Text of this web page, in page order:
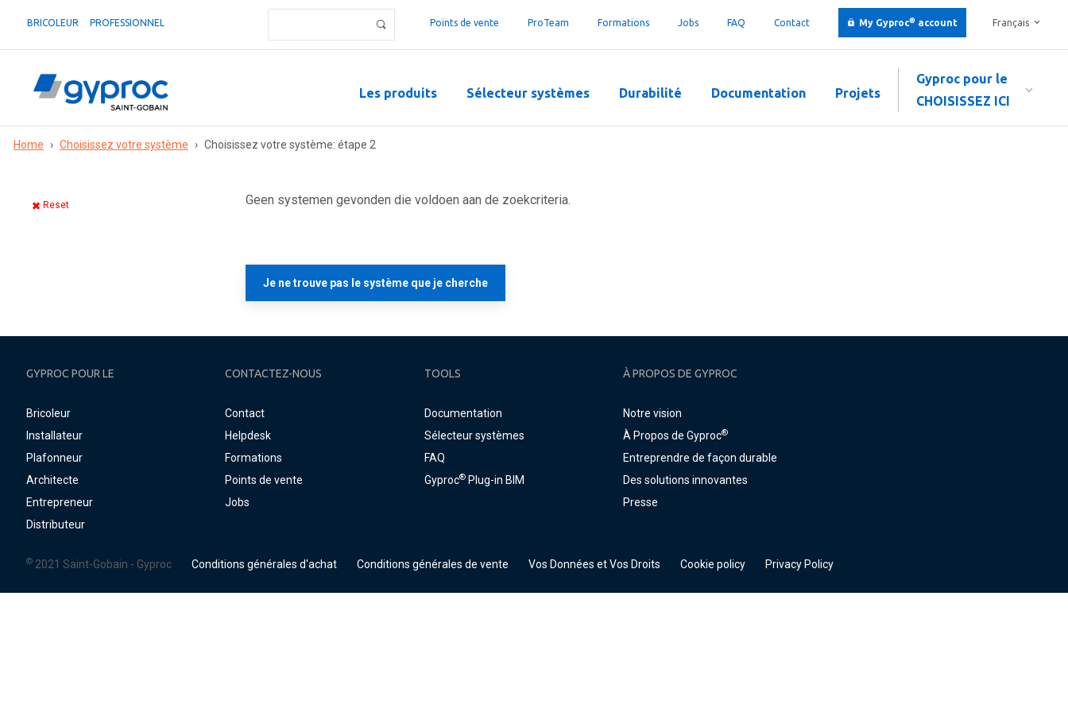
BRICOLEUR PROFESSIONNEL Français
Points de vente ProTeam Formations Jobs FAQ Contact My Gyproc® account
Gyproc pour le
CHOISISSEZ ICI
Les produits Sélecteur systèmes Durabilité Documentation Projets
Home › Choisissez votre système › Choisissez votre système: étape 2
Reset Geen systemen gevonden die voldoen aan de zoekcriteria.
Je ne trouve pas le système que je cherche
GYPROC POUR LE
Bricoleur
Installateur
Plafonneur
Architecte
Entrepreneur
Distributeur
CONTACTEZ-NOUS
Contact
Helpdesk
Formations
Points de vente
Jobs
TOOLS
Documentation
Sélecteur systèmes
FAQ
Gyproc®Plug-in BIM
À PROPOS DE GYPROC
Notre vision
À Propos de Gyproc®
Entreprendre de façon durable
Des solutions innovantes
Presse
© 2021 Saint-Gobain - Gyproc Conditions générales d'achat Conditions générales de vente Vos Données et Vos Droits Cookie policy Privacy Policy